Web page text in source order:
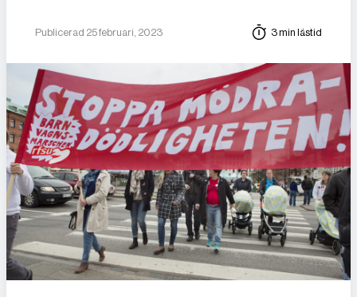
Publicerad 25 februari, 2023 3 min lästid